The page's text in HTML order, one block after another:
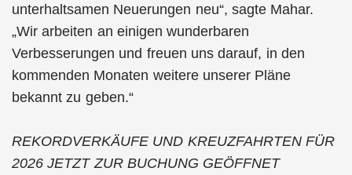
unterhaltsamen Neuerungen neu“, sagte Mahar.
„Wir arbeiten an einigen wunderbaren
Verbesserungen und freuen uns darauf, in den
kommenden Monaten weitere unserer Pläne
bekannt zu geben.“
REKORDVERKÄUFE UND KREUZFAHRTEN FÜR
2026 JETZT ZUR BUCHUNG GEÖFFNET